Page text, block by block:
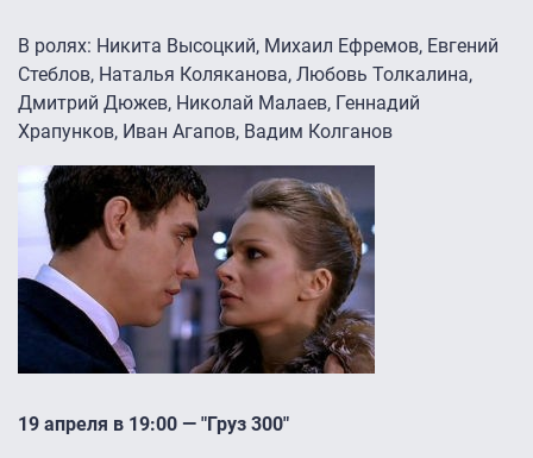
В ролях: Никита Высоцкий, Михаил Ефремов, Евгений
Стеблов, Наталья Коляканова, Любовь Толкалина,
Дмитрий Дюжев, Николай Малаев, Геннадий
Храпунков, Иван Агапов, Вадим Колганов
19 апреля в 19:00 — "Груз 300″